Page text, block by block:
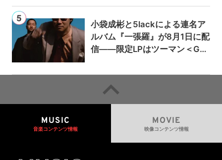
小袋成彬と5lackによる連名ア
ルバム『一張羅』が8月1日に配
信——限定LPはツーマン＜Gai
MUSIC
音楽コンテンツ情報
MOVIE
映像コンテンツ情報